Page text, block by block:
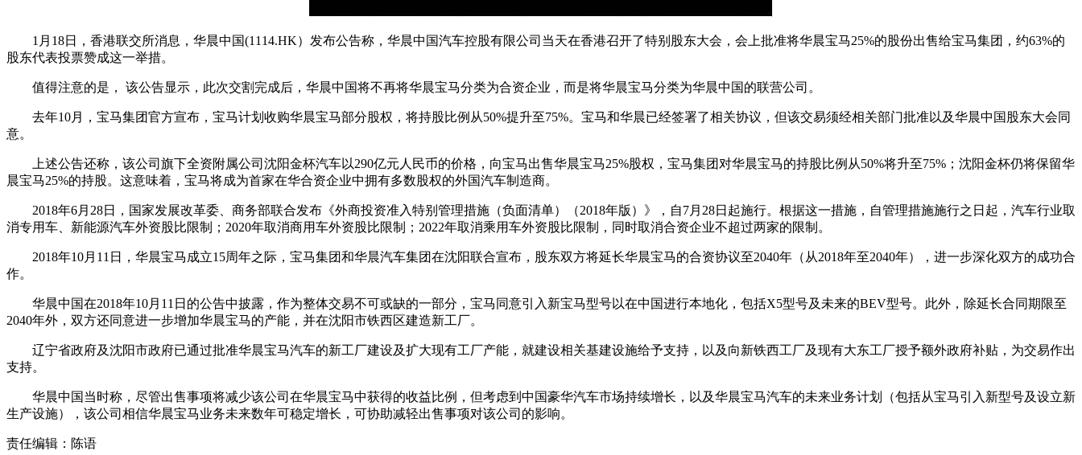
1月18日，香港联交所消息，华晨中国(1114.HK）发布公告称，华晨中国汽车控股有限公司当天在香港召开了特别股东大会，会上批准将华晨宝马25%的股份出售给宝马集团，约63%的
股东代表投票赞成这一举措。
值得注意的是， 该公告显示，此次交割完成后，华晨中国将不再将华晨宝马分类为合资企业，而是将华晨宝马分类为华晨中国的联营公司。
去年10月，宝马集团官方宣布，宝马计划收购华晨宝马部分股权，将持股比例从50%提升至75%。宝马和华晨已经签署了相关协议，但该交易须经相关部门批准以及华晨中国股东大会同
意。
上述公告还称，该公司旗下全资附属公司沈阳金杯汽车以290亿元人民币的价格，向宝马出售华晨宝马25%股权，宝马集团对华晨宝马的持股比例从50%将升至75%；沈阳金杯仍将保留华
晨宝马25%的持股。这意味着，宝马将成为首家在华合资企业中拥有多数股权的外国汽车制造商。
2018年6月28日，国家发展改革委、商务部联合发布《外商投资准入特别管理措施（负面清单）（2018年版）》，自7月28日起施行。根据这一措施，自管理措施施行之日起，汽车行业取
消专用车、新能源汽车外资股比限制；2020年取消商用车外资股比限制；2022年取消乘用车外资股比限制，同时取消合资企业不超过两家的限制。
2018年10月11日，华晨宝马成立15周年之际，宝马集团和华晨汽车集团在沈阳联合宣布，股东双方将延长华晨宝马的合资协议至2040年（从2018年至2040年），进一步深化双方的成功合
作。
华晨中国在2018年10月11日的公告中披露，作为整体交易不可或缺的一部分，宝马同意引入新宝马型号以在中国进行本地化，包括X5型号及未来的BEV型号。此外，除延长合同期限至
2040年外，双方还同意进一步增加华晨宝马的产能，并在沈阳市铁西区建造新工厂。
辽宁省政府及沈阳市政府已通过批准华晨宝马汽车的新工厂建设及扩大现有工厂产能，就建设相关基建设施给予支持，以及向新铁西工厂及现有大东工厂授予额外政府补贴，为交易作出
支持。
华晨中国当时称，尽管出售事项将减少该公司在华晨宝马中获得的收益比例，但考虑到中国豪华汽车市场持续增长，以及华晨宝马汽车的未来业务计划（包括从宝马引入新型号及设立新
生产设施），该公司相信华晨宝马业务未来数年可稳定增长，可协助减轻出售事项对该公司的影响。
责任编辑：陈语